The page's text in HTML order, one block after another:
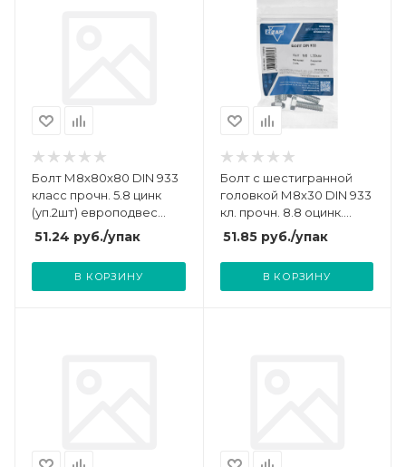
Болт М8х80х80 DIN 933
класс прочн. 5.8 цинк
(уп.2шт) европодвес
СТРОЙМЕТИЗ 30110412
51.24 руб./упак
В КОРЗИНУ
Болт с шестигранной
головкой М8х30 DIN 933
кл. прочн. 8.8 оцинк.
(пакет) (уп.4шт) Zitar
51.85руб./упак
В КОРЗИНУ